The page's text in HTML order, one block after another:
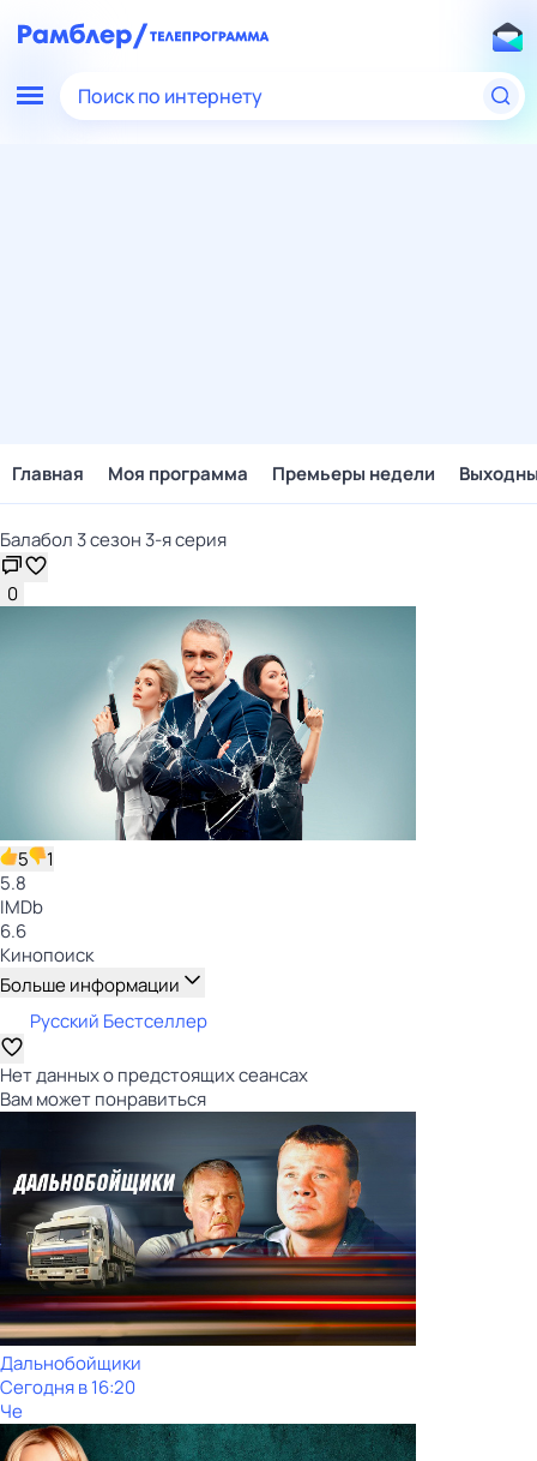
Поиск по интернету
Главная Моя программа Премьеры недели
Балабол 3 сезон 3-я серия
0
5
1
5.8
IMDb
6.6
Кинопоиск
Больше информации
Русский Бестселлер
Нет данных о предстоящих сеансах
Вам может понравиться
Дальнобойщики
Сегодня в 16:20
Че